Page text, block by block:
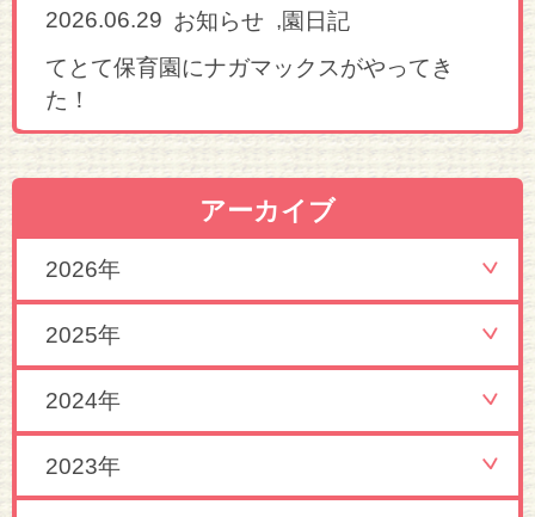
2026.06.29 お知らせ ,園日記
てとて保育園にナガマックスがやってき
た！
アーカイブ
2026年
2025年
2024年
2023年